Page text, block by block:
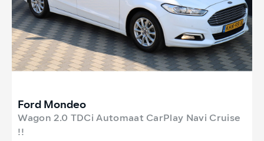
Ford Mondeo
Wagon 2.0 TDCi Automaat CarPlay Navi Cruise
!!